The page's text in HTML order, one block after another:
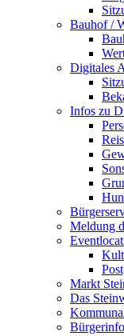
Bauhof /
Digitales
Infos zu
Meldung
Markt
Das